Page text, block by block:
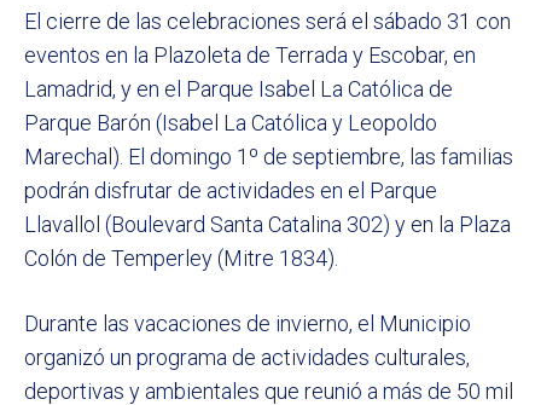
El cierre de las celebraciones será el sábado 31 con
eventos en la Plazoleta de Terrada y Escobar, en
Lamadrid, y en el Parque Isabel La Católica de
Parque Barón (Isabel La Católica y Leopoldo
Marechal). El domingo 1º de septiembre, las familias
podrán disfrutar de actividades en el Parque
Llavallol (Boulevard Santa Catalina 302) y en la Plaza
Colón de Temperley (Mitre 1834).
Durante las vacaciones de invierno, el Municipio
organizó un programa de actividades culturales,
deportivas y ambientales que reunió a más de 50 mil